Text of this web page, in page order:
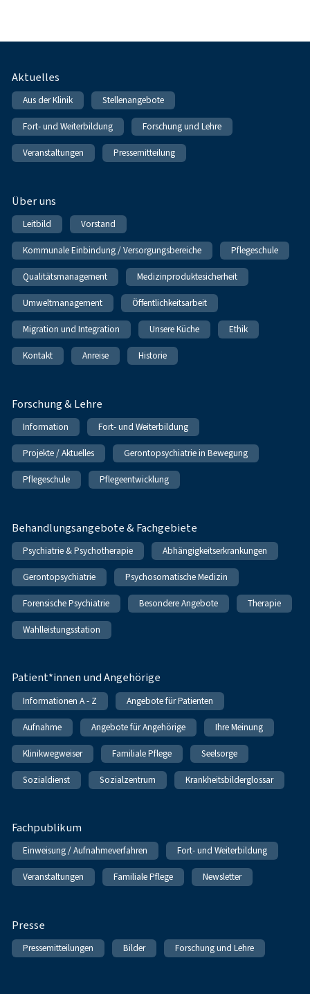
Fußnavigation
Aktuelles
Aus der Klinik Stellenangebote
Fort- und Weiterbildung Forschung und Lehre
Veranstaltungen Pressemitteilung
Über uns
Leitbild Vorstand
Kommunale Einbindung / Versorgungsbereiche Pflegeschule
Qualitätsmanagement Medizinproduktesicherheit
Umweltmanagement Öffentlichkeitsarbeit
Migration und Integration Unsere Küche Ethik
Kontakt Anreise Historie
Forschung & Lehre
Information Fort- und Weiterbildung
Projekte / Aktuelles Gerontopsychiatrie in Bewegung
Pflegeschule Pflegeentwicklung
Behandlungsangebote & Fachgebiete
Psychiatrie & Psychotherapie Abhängigkeitserkrankungen
Gerontopsychiatrie Psychosomatische Medizin
Forensische Psychiatrie Besondere Angebote Therapie
Wahlleistungsstation
Patient*innen und Angehörige
Informationen A - Z Angebote für Patienten
Aufnahme Angebote für Angehörige Ihre Meinung
Klinikwegweiser Familiale Pflege Seelsorge
Sozialdienst Sozialzentrum Krankheitsbilderglossar
Fachpublikum
Einweisung / Aufnahmeverfahren Fort- und Weiterbildung
Veranstaltungen Familiale Pflege Newsletter
Presse
Pressemitteilungen Bilder Forschung und Lehre